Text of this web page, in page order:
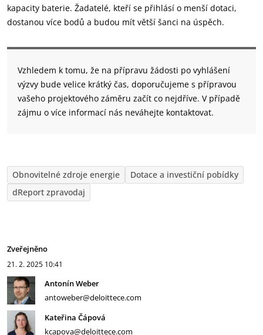
kapacity baterie. Žadatelé, kteří se přihlásí o menší dotaci,
dostanou více bodů a budou mít větší šanci na úspěch.
Vzhledem k tomu, že na přípravu žádosti po vyhlášení
výzvy bude velice krátký čas, doporučujeme s přípravou
vašeho projektového záměru začít co nejdříve. V případě
zájmu o více informací nás neváhejte kontaktovat.
Obnovitelné zdroje energie
Dotace a investiční pobídky
dReport zpravodaj
Zveřejněno
21. 2. 2025 10:41
Antonín Weber
antoweber@deloittece.com
Kateřina Čápová
kcapova@deloittece.com